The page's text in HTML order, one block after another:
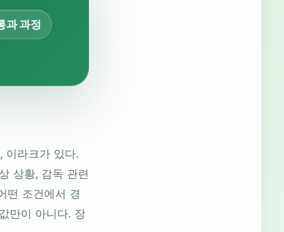
과 과정
, 이라크가 있다.
상황, 감독 관련
떤 조건에서 경
만이 아니다. 장